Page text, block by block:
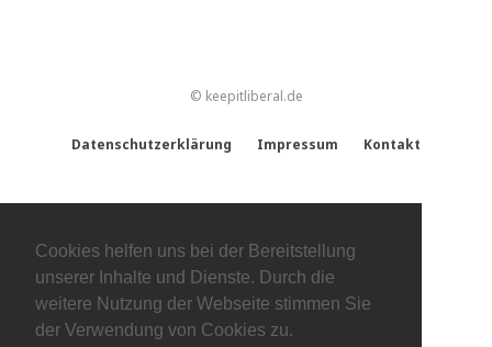
Cookies helfen uns bei der Bereitstellung
unserer Inhalte und Dienste. Durch die
weitere Nutzung der Webseite stimmen Sie
der Verwendung von Cookies zu.
© keepitliberal.de
Datenschutzerklärung Impressum Kontakt